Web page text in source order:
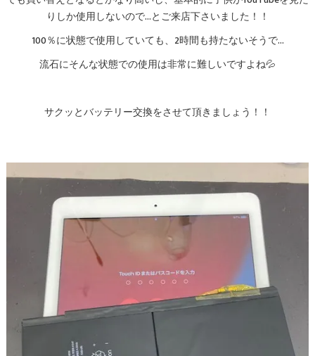
りしか使用しないので…とご来店下さいました！！
100％に状態で使用していても、2時間も持たないそうで…
流石にそんな状態での使用は非常に難しいですよね💦
サクッとバッテリー交換をさせて頂きましょう！！